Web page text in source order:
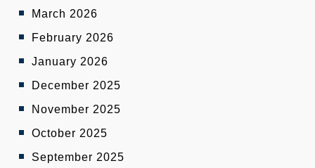
March 2026
February 2026
January 2026
December 2025
November 2025
October 2025
September 2025